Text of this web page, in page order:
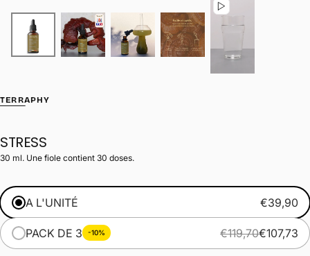
TERRAPHY
STRESS
30 ml. Une fiole contient 30 doses.
A L'UNITÉ €39,90
PACK DE 3 -10% €107,73
€119,70